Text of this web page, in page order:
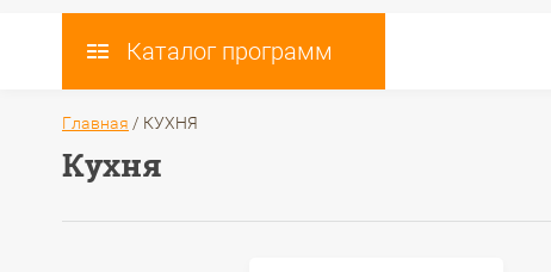
Каталог программ
Главная / КУХНЯ
Кухня